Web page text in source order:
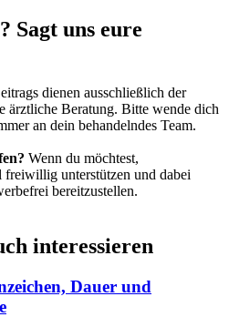
Sagt uns eure
dienen ausschließlich der
ärztliche Beratung. Bitte wende dich
an dein behandelndes Team.
Wenn du möchtest,
freiwillig unterstützen und dabei
bereitzustellen.
interessieren
Dauer und